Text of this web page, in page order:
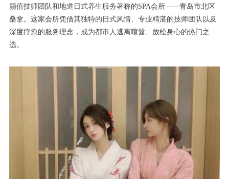
颜值技师团队和地道日式养生服务著称的SPA会所——青岛市北区
桑拿。这家会所凭借其独特的日式风情、专业精湛的技师团队以及
深度疗愈的服务理念，成为都市人逃离喧嚣、放松身心的热门之
选。